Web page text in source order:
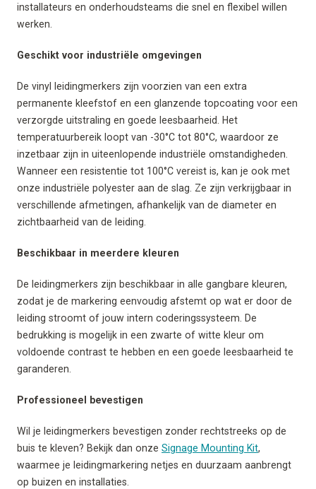
installateurs en onderhoudsteams die snel en flexibel willen
werken.
Geschikt voor industriële omgevingen
De vinyl leidingmerkers zijn voorzien van een extra
permanente kleefstof en een glanzende topcoating voor een
verzorgde uitstraling en goede leesbaarheid. Het
temperatuurbereik loopt van -30°C tot 80°C, waardoor ze
inzetbaar zijn in uiteenlopende industriële omstandigheden.
Wanneer een resistentie tot 100°C vereist is, kan je ook met
onze industriële polyester aan de slag. Ze zijn verkrijgbaar in
verschillende afmetingen, afhankelijk van de diameter en
zichtbaarheid van de leiding.
Beschikbaar in meerdere kleuren
De leidingmerkers zijn beschikbaar in alle gangbare kleuren,
zodat je de markering eenvoudig afstemt op wat er door de
leiding stroomt of jouw intern coderingssysteem. De
bedrukking is mogelijk in een zwarte of witte kleur om
voldoende contrast te hebben en een goede leesbaarheid te
garanderen.
Professioneel bevestigen
Wil je leidingmerkers bevestigen zonder rechtstreeks op de
buis te kleven? Bekijk dan onze Signage Mounting Kit,
waarmee je leidingmarkering netjes en duurzaam aanbrengt
op buizen en installaties.